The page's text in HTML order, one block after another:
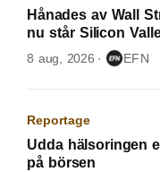
Hånades av Wall
nu står Silicon
8 aug, 2026 EFN
Reportage
Udda hälsoringen
på börsen